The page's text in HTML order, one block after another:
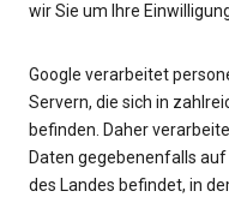
wir Sie um Ihre
Google verarbeitet
Servern, die sich in
befinden. Daher
Daten gegebenenfalls
des Landes befindet, in